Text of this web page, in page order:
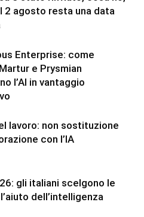
2 agosto resta una data
Enterprise: come
e Prysmian
l’AI in vantaggio
lavoro: non sostituzione
con l’IA
gli italiani scelgono le
dell’intelligenza